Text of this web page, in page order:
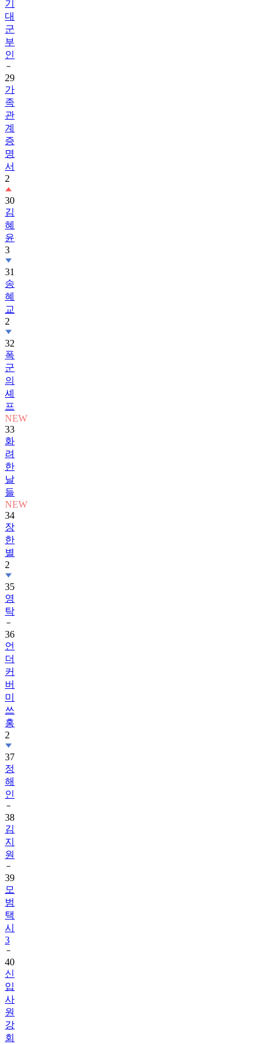
기
대
군
부
인
29
가
족
관
계
증
명
서
2
30
김
혜
윤
3
31
송
혜
교
2
32
폭
군
의
셰
프
NEW
33
화
려
한
날
들
NEW
34
장
한
별
2
35
영
탁
36
언
더
커
버
미
쓰
홍
2
37
정
해
인
38
김
지
원
39
모
범
택
시
3
40
신
입
사
원
강
회